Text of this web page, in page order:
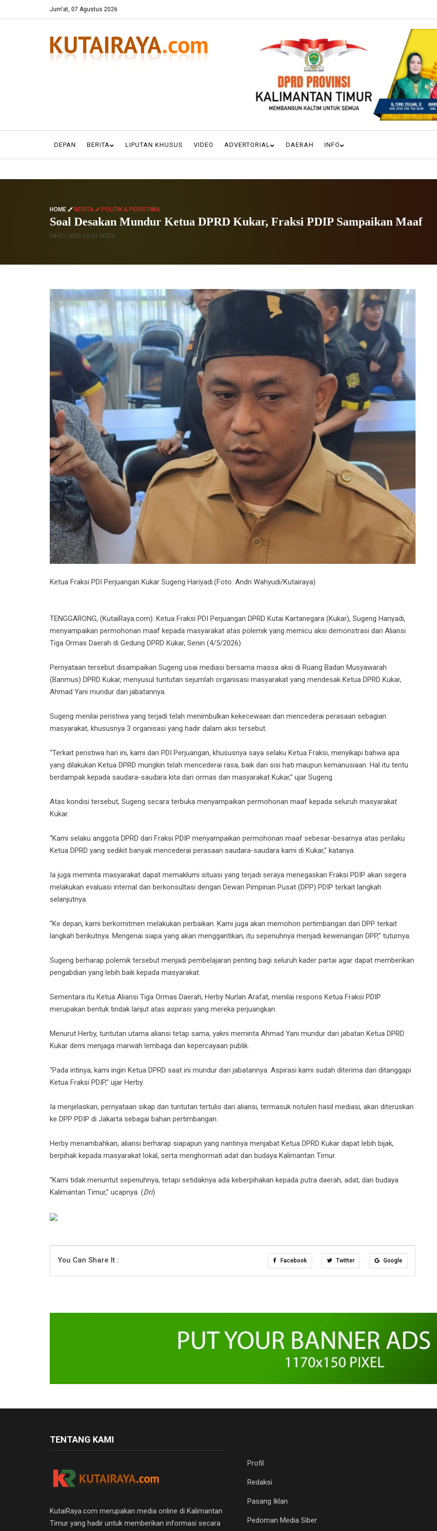
Jum'at, 07 Agustus 2026
DEPAN BERITA LIPUTAN KHUSUS VIDEO ADVERTORIAL DAERAH INFO
HOME BERITA POLITIK & PERISTIWA
Soal Desakan Mundur Ketua DPRD Kukar, Fraksi PDIP Sampaikan Maaf
04/05/2026 16:31 WITA
Ketua Fraksi PDI Perjuangan Kukar Sugeng Hariyadi.(Foto: Andri Wahyudi/Kutairaya)
TENGGARONG, (KutaiRaya.com): Ketua Fraksi PDI Perjuangan DPRD Kutai Kartanegara (Kukar), Sugeng Hariyadi,
menyampaikan permohonan maaf kepada masyarakat atas polemik yang memicu aksi demonstrasi dari Aliansi
Tiga Ormas Daerah di Gedung DPRD Kukar, Senin (4/5/2026).
Pernyataan tersebut disampaikan Sugeng usai mediasi bersama massa aksi di Ruang Badan Musyawarah
(Banmus) DPRD Kukar, menyusul tuntutan sejumlah organisasi masyarakat yang mendesak Ketua DPRD Kukar,
Ahmad Yani mundur dari jabatannya.
Sugeng menilai peristiwa yang terjadi telah menimbulkan kekecewaan dan mencederai perasaan sebagian
masyarakat, khususnya 3 organisasi yang hadir dalam aksi tersebut.
“Terkait peristiwa hari ini, kami dari PDI Perjuangan, khususnya saya selaku Ketua Fraksi, menyikapi bahwa apa
yang dilakukan Ketua DPRD mungkin telah mencederai rasa, baik dari sisi hati maupun kemanusiaan. Hal itu tentu
berdampak kepada saudara-saudara kita dari ormas dan masyarakat Kukar,” ujar Sugeng.
Atas kondisi tersebut, Sugeng secara terbuka menyampaikan permohonan maaf kepada seluruh masyarakat
Kukar.
“Kami selaku anggota DPRD dari Fraksi PDIP menyampaikan permohonan maaf sebesar-besarnya atas perilaku
Ketua DPRD yang sedikit banyak mencederai perasaan saudara-saudara kami di Kukar,” katanya.
Ia juga meminta masyarakat dapat memaklumi situasi yang terjadi seraya menegaskan Fraksi PDIP akan segera
melakukan evaluasi internal dan berkonsultasi dengan Dewan Pimpinan Pusat (DPP) PDIP terkait langkah
selanjutnya.
“Ke depan, kami berkomitmen melakukan perbaikan. Kami juga akan memohon pertimbangan dari DPP terkait
langkah berikutnya. Mengenai siapa yang akan menggantikan, itu sepenuhnya menjadi kewenangan DPP,” tuturnya.
Sugeng berharap polemik tersebut menjadi pembelajaran penting bagi seluruh kader partai agar dapat memberikan
pengabdian yang lebih baik kepada masyarakat.
Sementara itu Ketua Aliansi Tiga Ormas Daerah, Herby Nurlan Arafat, menilai respons Ketua Fraksi PDIP
merupakan bentuk tindak lanjut atas aspirasi yang mereka perjuangkan.
Menurut Herby, tuntutan utama aliansi tetap sama, yakni meminta Ahmad Yani mundur dari jabatan Ketua DPRD
Kukar demi menjaga marwah lembaga dan kepercayaan publik.
“Pada intinya, kami ingin Ketua DPRD saat ini mundur dari jabatannya. Aspirasi kami sudah diterima dan ditanggapi
Ketua Fraksi PDIP,” ujar Herby.
Ia menjelaskan, pernyataan sikap dan tuntutan tertulis dari aliansi, termasuk notulen hasil mediasi, akan diteruskan
ke DPP PDIP di Jakarta sebagai bahan pertimbangan.
Herby menambahkan, aliansi berharap siapapun yang nantinya menjabat Ketua DPRD Kukar dapat lebih bijak,
berpihak kepada masyarakat lokal, serta menghormati adat dan budaya Kalimantan Timur.
“Kami tidak menuntut sepenuhnya, tetapi setidaknya ada keberpihakan kepada putra daerah, adat, dan budaya
Kalimantan Timur,” ucapnya. (Dri)
You Can Share It : Facebook Twitter Google
TENTANG KAMI
KutaiRaya.com merupakan media online di Kalimantan
Timur yang hadir untuk memberikan informasi secara
Profil
Redaksi
Pasang Iklan
Pedoman Media Siber